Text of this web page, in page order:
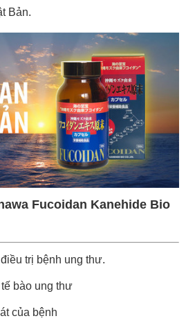
Bản.
Fucoidan Kanehide Bio
trị bệnh ung thư.
bào ung thư
của bệnh